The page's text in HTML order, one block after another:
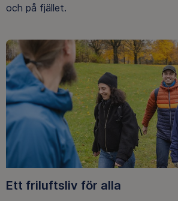
och på fjället.
Ett friluftsliv för alla